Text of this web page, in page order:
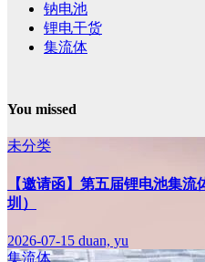
钠电池
锂电干货
集流体
You missed
未分类
【邀请函】第五届锂电池集
圳）
2026-07-15 duan, yu
集流体